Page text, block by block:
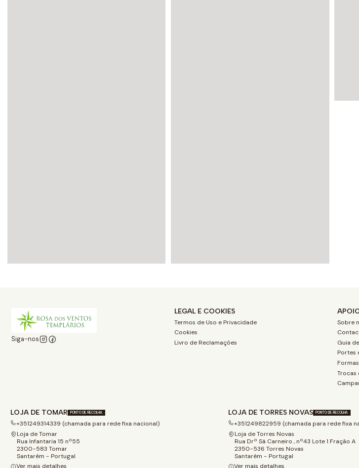
Siga-nos
LEGAL E COOKIES
Termos de Uso e Privacidade
Cookies
Livro de Reclamações
Sobre
Guia
Portes
Trocas
LOJA DE TOMAR PONTO DE RECOLHA
+351249314339 (chamada para rede fixa nacional)
Loja de Tomar
Rua Infantaria 15 nº55
2300-583 Tomar
Santarém - Portugal
Ver mais detalhes
LOJA DE TORRES NOVAS PONTO DE RECOLHA
+351249822959 (chamada para rede fixa
Loja de Torres Novas
Rua Drº Sá Carneiro , nº43 Lote 1 Fração A
2350-536 Torres Novas
Santarém - Portugal
Ver mais detalhes